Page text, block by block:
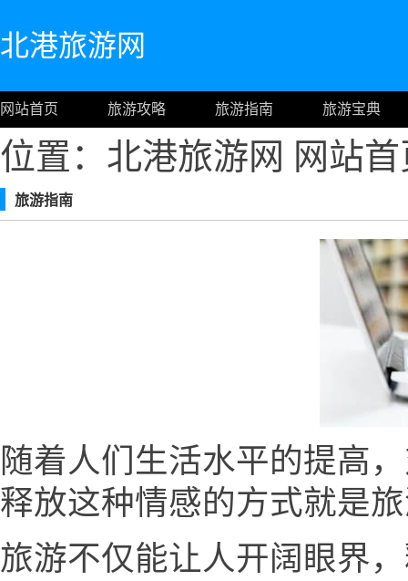
北港旅游网
网站首页 旅游攻略 旅游指南 旅游宝典
位置：北港旅游网 网站
旅游指南
随着人们生活水平的提高
释放这种情感的方式就是
旅游不仅能让人开阔眼界